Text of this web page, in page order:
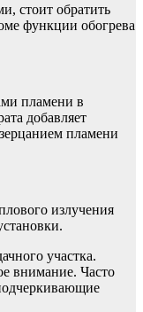
стоит обратить
функции обогрева
пламени в
добавляет
пламени
излучения
участка.
внимание. Часто